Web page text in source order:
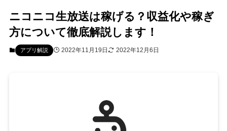
ニコニコ生放送は稼げる？収益化や稼ぎ
方について徹底解説します！
アプリ解説 2022年11月19日 2022年12月6日